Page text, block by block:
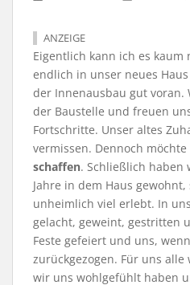
ANZEIGE
Eigentlich kann ich es
endlich in unser neues
der Innenausbau gut voran.
der Baustelle und freuen
Fortschritte. Unser altes
vermissen. Dennoch
schaffen. Schließlich
Jahre in dem Haus
unheimlich viel erlebt. In
gelacht, geweint, gestritten
Feste gefeiert und uns,
zurückgezogen. Für uns
wir uns wohlgefühlt haben